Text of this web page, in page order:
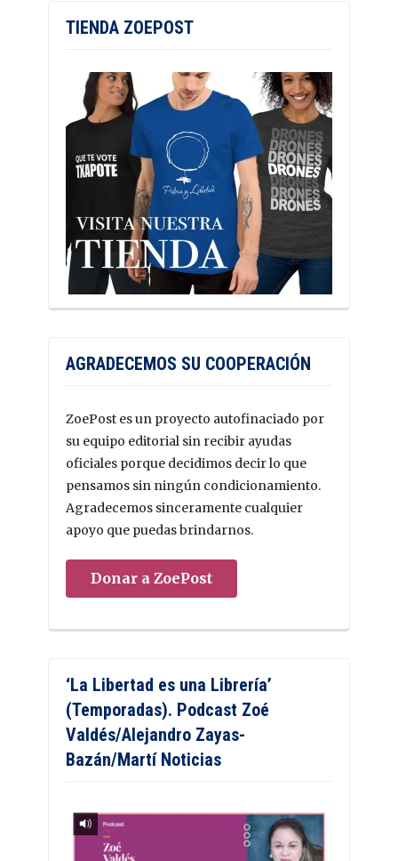
TIENDA ZOEPOST
AGRADECEMOS SU COOPERACIÓN
ZoePost es un proyecto autofinaciado por
su equipo editorial sin recibir ayudas
oficiales porque decidimos decir lo que
pensamos sin ningún condicionamiento.
Agradecemos sinceramente cualquier
apoyo que puedas brindarnos.
Donar a ZoePost
‘La Libertad es una Librería’
(Temporadas). Podcast Zoé
Valdés/Alejandro Zayas-
Bazán/Martí Noticias